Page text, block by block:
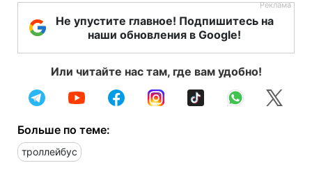
Не упустите главное! Подпишитесь на
наши обновления в Google!
Или читайте нас там, где вам удобно!
Больше по теме:
троллейбус